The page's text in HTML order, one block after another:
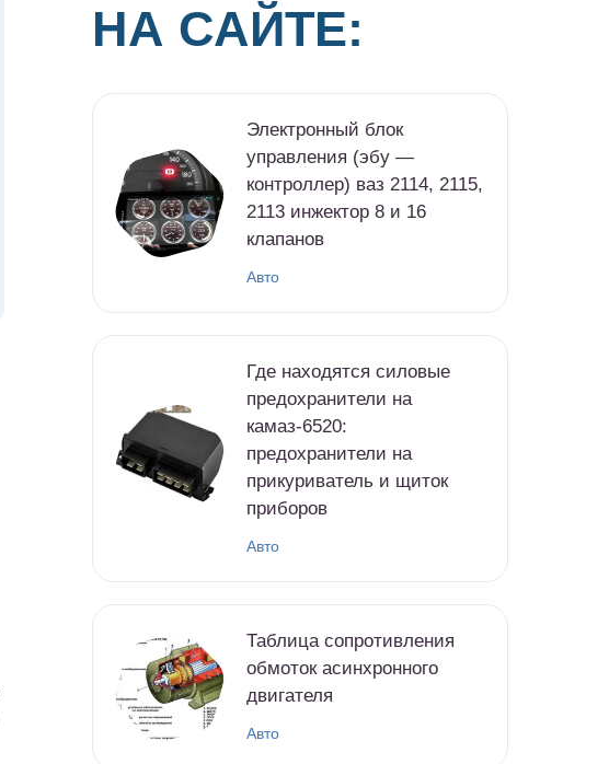
НА САЙТЕ:
Электронный блок
управления (эбу —
контроллер) ваз 2114, 2115,
2113 инжектор 8 и 16
клапанов
Авто
Где находятся силовые
предохранители на
камаз-6520:
предохранители на
прикуриватель и щиток
приборов
Авто
Таблица сопротивления
обмоток асинхронного
двигателя
Авто